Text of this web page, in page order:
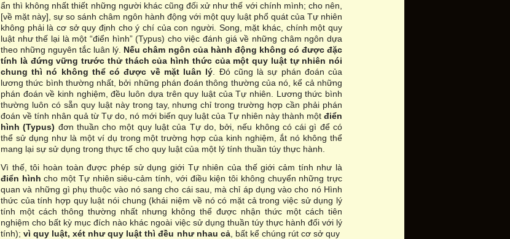
ẩn thì không nhất thiết những người khác cũng đối xử như thế với chính mình; cho nên,
[về mặt này], sự so sánh châm ngôn hành động với một quy luật phổ quát của Tự nhiên
không phải là cơ sở quy định cho ý chí của con người. Song, mặt khác, chính một quy
luật như thế lại là một “điển hình” (Typus) cho việc đánh giá về những châm ngôn dựa
theo những nguyên tắc luân lý. Nếu châm ngôn của hành động không có được đặc
tính là đứng vững trước thử thách của hình thức của một quy luật tự nhiên nói
chung thì nó không thể có được về mặt luân lý . Đó cũng là sự phán đoán của
lương thức bình thường nhất, bởi những phán đoán thông thường của nó, kể cả những
phán đoán về kinh nghiệm, đều luôn dựa trên quy luật của Tự nhiên. Lương thức bình
thường luôn có sẵn quy luật này trong tay, nhưng chỉ trong trường hợp cần phải phán
đoán về tính nhân quả từ Tự do, nó mới biến quy luật của Tự nhiên này thành một điển
hình (Typus) đơn thuần cho một quy luật của Tự do, bởi, nếu không có cái gì để có
thể sử dụng như là một ví dụ trong một trường hợp của kinh nghiệm, ắt nó không thể
mang lại sự sử dụng trong thực tế cho quy luật của một lý tính thuần túy thực hành.
Vì thế, tôi hoàn toàn được phép sử dụng giới Tự nhiên của thế giới cảm tính như là
điển hình cho một Tự nhiên siêu-cảm tính, với điều kiện tôi không chuyển những trực
quan và những gì phụ thuộc vào nó sang cho cái sau, mà chỉ áp dụng vào cho nó Hình
thức của tính hợp quy luật nói chung (khái niệm về nó có mặt cả trong việc sử dụng lý
tính một cách thông thường nhất nhưng không thể được nhận thức một cách tiên
nghiệm cho bất kỳ mục đích nào khác ngoài việc sử dụng thuần túy thực hành đối với lý
tính);vì quy luật, xét như quy luật thì đều như nhau cả, bất kể chúng rút cơ sở quy